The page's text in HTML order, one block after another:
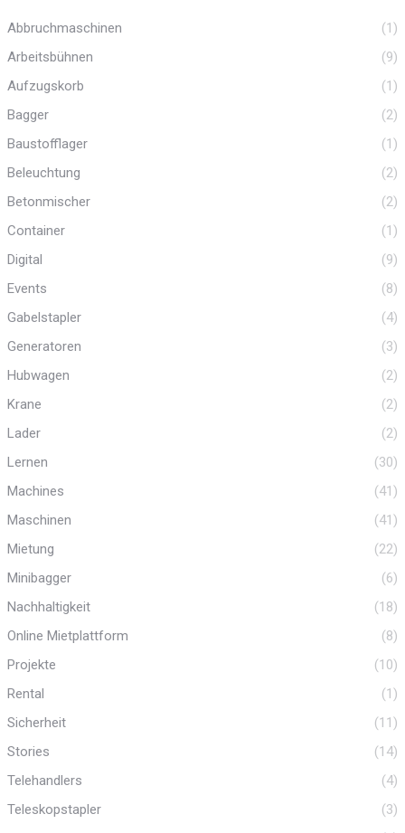
Abbruchmaschinen
(1)
Arbeitsbühnen
(9)
Aufzugskorb
(1)
Bagger
(2)
Baustofflager
(1)
Beleuchtung
(2)
Betonmischer
(2)
Container
(1)
Digital
(9)
Events
(8)
Gabelstapler
(4)
Generatoren
(3)
Hubwagen
(2)
Krane
(2)
Lader
(2)
Lernen
(30)
Machines
(41)
Maschinen
(41)
Mietung
(22)
Minibagger
(6)
Nachhaltigkeit
(18)
Online Mietplattform
(8)
Projekte
(10)
Rental
(1)
Sicherheit
(11)
Stories
(14)
Telehandlers
(4)
Teleskopstapler
(3)